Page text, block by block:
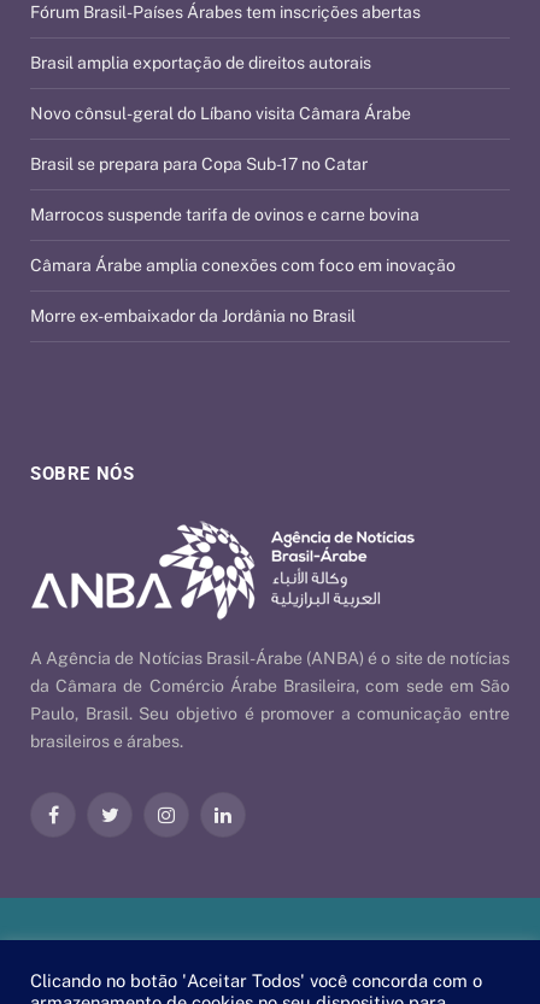
SOBRE NÓS
A Agência de Notícias Brasil-Árabe (ANBA) é o site de notícias
da Câmara de Comércio Árabe Brasileira, com sede em São
Paulo, Brasil. Seu objetivo é promover a comunicação entre
brasileiros e árabes.
FacebookTwitter InstagramLinkedIn
Fórum Brasil-Países Árabes tem inscrições abertas
Brasil amplia exportação de direitos autorais
Novo cônsul-geral do Líbano visita Câmara Árabe
Brasil se prepara para Copa Sub-17 no Catar
Marrocos suspende tarifa de ovinos e carne bovina
Câmara Árabe amplia conexões com foco em inovação
Morre ex-embaixador da Jordânia no Brasil
Árabe | ByEscaEsco.
Clicando no botão 'Aceitar Todos' você concorda com o